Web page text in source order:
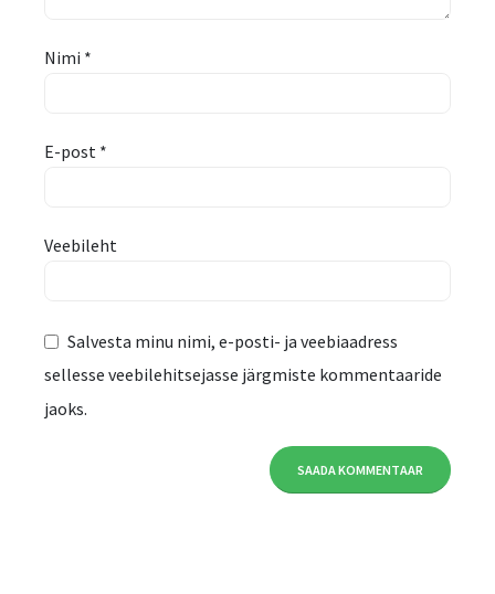
Nimi *
E-post *
Veebileht
Salvesta minu nimi, e-posti- ja veebiaadress
sellesse veebilehitsejasse järgmiste kommentaaride
jaoks.